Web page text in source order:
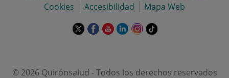
Cookies
Accesibilidad Mapa Web
Este
en
Este
en
Este
en
Este
en
Este
en
Enlace
externa.
© 2026 Quirónsalud - Todos los derechos reservados